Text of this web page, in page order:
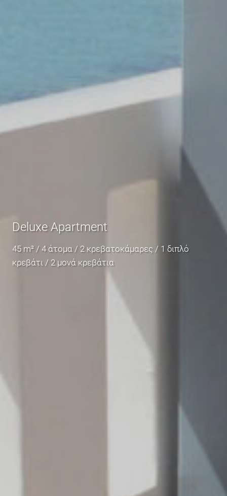
Deluxe Apartment
45 m² / 4 άτομα / 2 κρεβατοκάμαρες / 1 διπλό
κρεβάτι / 2 μονά κρεβάτια